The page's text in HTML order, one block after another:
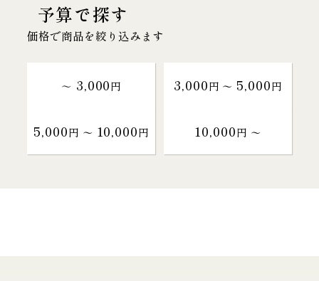
予算で探す
価格で商品を絞り込みます
～ 3,000円 3,000円 〜 5,000円
5,000円 〜 10,000円 10,000円 〜